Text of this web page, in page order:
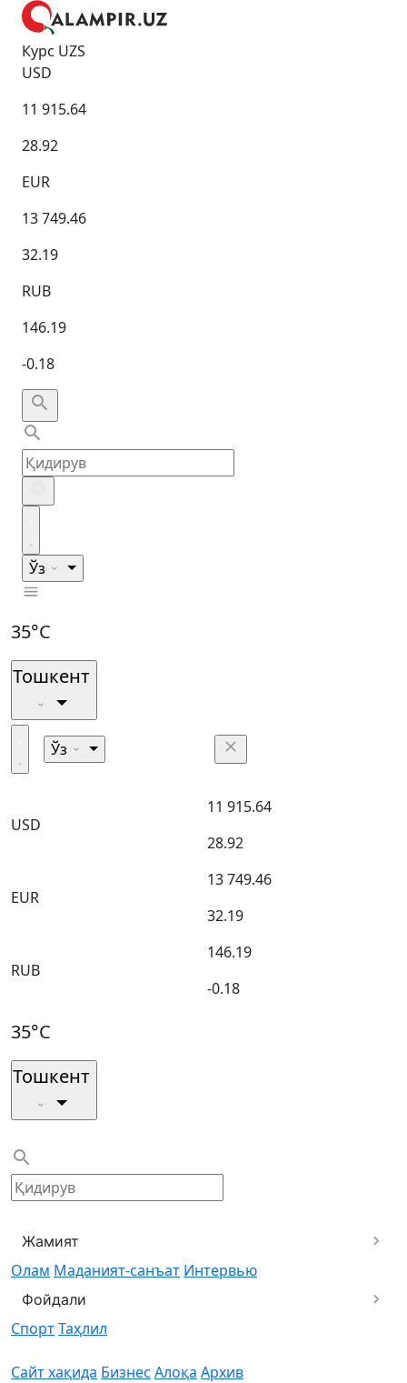
Курс UZS
USD
11 915.64
28.92
EUR
13 749.46
32.19
RUB
146.19
-0.18
Ўз
35°C
Тошкент
Ўз
USD
11 915.64
28.92
EUR
13 749.46
32.19
RUB
146.19
-0.18
35°C
Тошкент
Жамият
Олам Маданият-санъат Интервью
Фойдали
СпортТаҳлил
Сайт хақида Бизнес Алоқа Архив